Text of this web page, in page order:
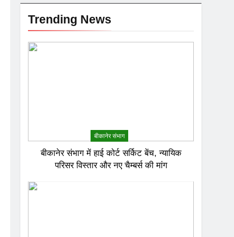
Trending News
बीकानेर संभाग
बीकानेर संभाग में हाई कोर्ट सर्किट बेंच, न्यायिक
परिसर विस्तार और नए चैम्बर्स की मांग